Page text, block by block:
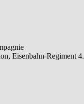
Eisenbahn-Regiment 4.